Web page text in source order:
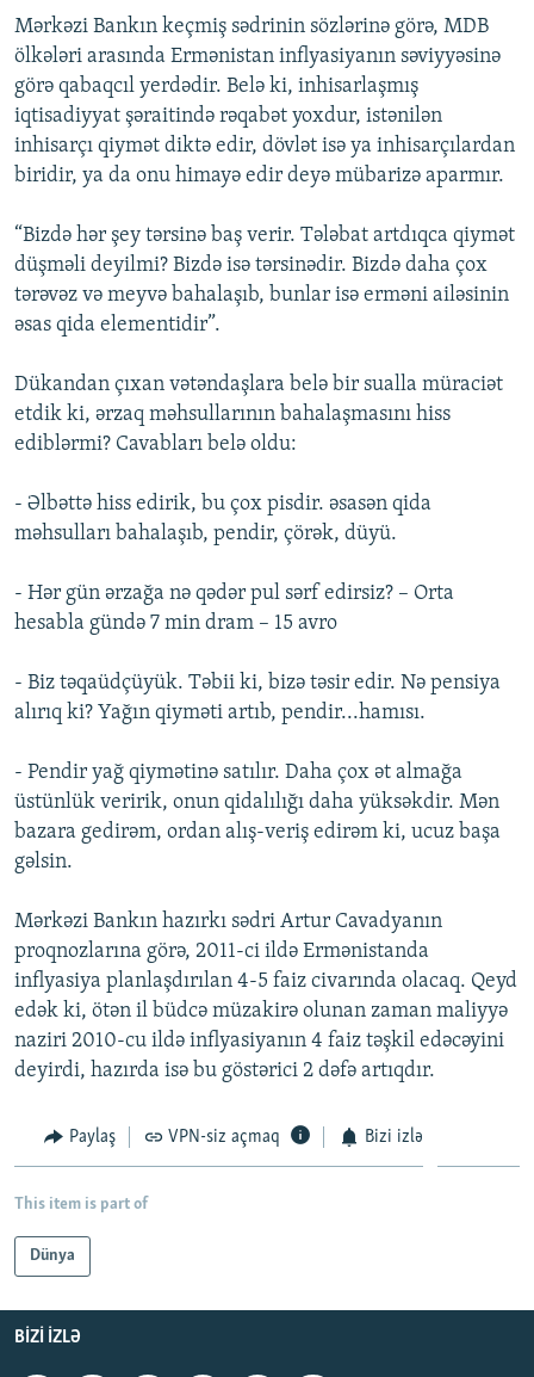
Mərkəzi Bankın keçmiş sədrinin sözlərinə görə, MDB
ölkələri arasında Ermənistan inflyasiyanın səviyyəsinə
görə qabaqcıl yerdədir. Belə ki, inhisarlaşmış
iqtisadiyyat şəraitində rəqabət yoxdur, istənilən
inhisarçı qiymət diktə edir, dövlət isə ya inhisarçılardan
biridir, ya da onu himayə edir deyə mübarizə aparmır.
“Bizdə hər şey tərsinə baş verir. Tələbat artdıqca qiymət
düşməli deyilmi? Bizdə isə tərsinədir. Bizdə daha çox
tərəvəz və meyvə bahalaşıb, bunlar isə erməni ailəsinin
əsas qida elementidir”.
Dükandan çıxan vətəndaşlara belə bir sualla müraciət
etdik ki, ərzaq məhsullarının bahalaşmasını hiss
ediblərmi? Cavabları belə oldu:
- Əlbəttə hiss edirik, bu çox pisdir. əsasən qida
məhsulları bahalaşıb, pendir, çörək, düyü.
- Hər gün ərzağa nə qədər pul sərf edirsiz? – Orta
hesabla gündə 7 min dram – 15 avro
- Biz təqaüdçüyük. Təbii ki, bizə təsir edir. Nə pensiya
alırıq ki? Yağın qiyməti artıb, pendir...hamısı.
- Pendir yağ qiymətinə satılır. Daha çox ət almağa
üstünlük veririk, onun qidalılığı daha yüksəkdir. Mən
bazara gedirəm, ordan alış-veriş edirəm ki, ucuz başa
gəlsin.
Mərkəzi Bankın hazırkı sədri Artur Cavadyanın
proqnozlarına görə, 2011-ci ildə Ermənistanda
inflyasiya planlaşdırılan 4-5 faiz civarında olacaq. Qeyd
edək ki, ötən il büdcə müzakirə olunan zaman maliyyə
naziri 2010-cu ildə inflyasiyanın 4 faiz təşkil edəcəyini
deyirdi, hazırda isə bu göstərici 2 dəfə artıqdır.
Paylaş VPN-siz açmaq Bizi izlə
This item is part of
Dünya
BIZI IZLƏ